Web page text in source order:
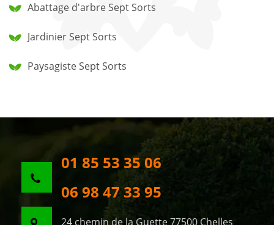
Abattage d'arbre Sept Sorts
Jardinier Sept Sorts
Paysagiste Sept Sorts
01 85 53 35 06
06 98 47 33 95
24 chemin de la Guette 77500 Chelles